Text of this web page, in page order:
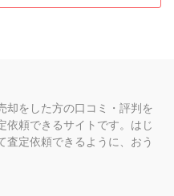
却をした方の口コミ・評判を
依頼できるサイトです。はじ
査定依頼できるように、おう